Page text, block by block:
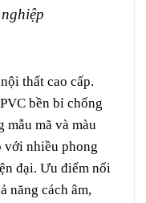
thất cao cấp.
bền bỉ chống
mẫu mã và màu
với nhiều phong
đại. Ưu điểm nổi
năng cách âm,